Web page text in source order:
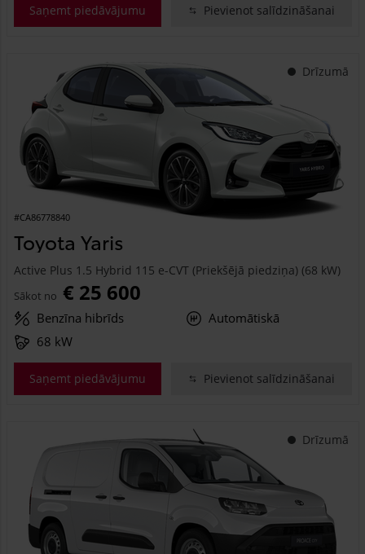
Saņemt piedāvājumu Pievienot salīdzināšanai
Drīzumā
#CA86778840
Toyota Yaris
Active Plus 1.5 Hybrid 115 e-CVT (Priekšējā piedziņa) (68 kW)
Sākot no € 25 600
Benzīna hibrīds
Automātiskā
68 kW
Saņemt piedāvājumu Pievienot salīdzināšanai
Drīzumā